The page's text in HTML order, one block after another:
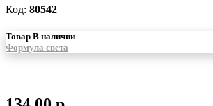
Код: 80542
Товар В наличии
Формула света